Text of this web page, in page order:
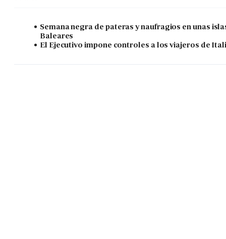
Semana negra de pateras y naufragios en unas
Baleares
El Ejecutivo impone controles a los viajeros de